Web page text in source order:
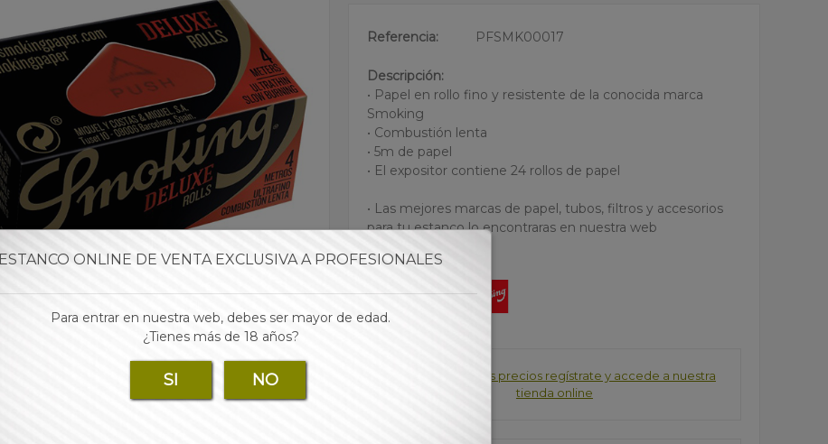
Referencia: PFSMK00017
Descripción:
• Papel en rollo fino y resistente de la conocida marca
Smoking
• Combustión lenta
• 5m de papel
• El expositor contiene 24 rollos de papel
• Las mejores marcas de papel, tubos, filtros y accesorios
para tu estanco lo encontraras en nuestra web
Marca:
Para consultar los precios regístrate y accede a nuestra
tienda online
ESTANCO ONLINE DE VENTA EXCLUSIVA A PROFESIONALES
Para entrar en nuestra web, debes ser mayor de edad.
¿Tienes más de 18 años?
SI NO